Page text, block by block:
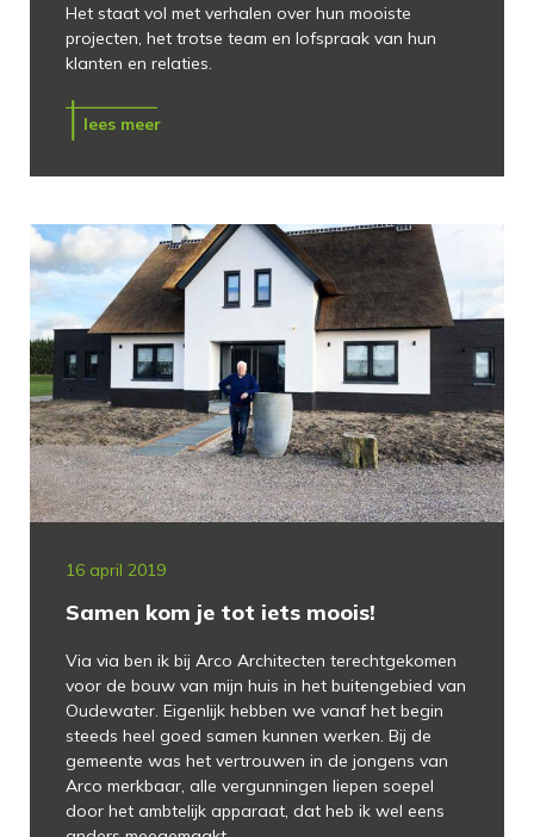
Het staat vol met verhalen over hun mooiste
projecten, het trotse team en lofspraak van hun
klanten en relaties.
lees meer
16 april 2019
Samen kom je tot iets moois!
Via via ben ik bij Arco Architecten terechtgekomen
voor de bouw van mijn huis in het buitengebied van
Oudewater. Eigenlijk hebben we vanaf het begin
steeds heel goed samen kunnen werken. Bij de
gemeente was het vertrouwen in de jongens van
Arco merkbaar, alle vergunningen liepen soepel
door het ambtelijk apparaat, dat heb ik wel eens